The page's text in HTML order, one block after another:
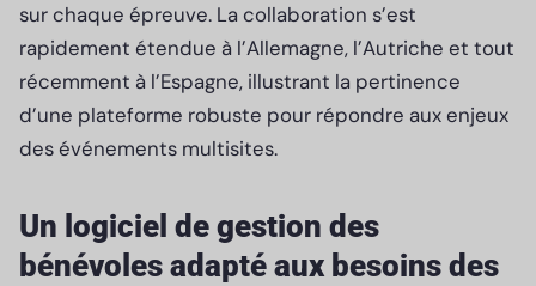
sur chaque épreuve. La collaboration s’est
rapidement étendue à l’Allemagne, l’Autriche et tout
récemment à l’Espagne, illustrant la pertinence
d’une plateforme robuste pour répondre aux enjeux
des événements multisites.
Un logiciel de gestion des
bénévoles adapté aux besoins des